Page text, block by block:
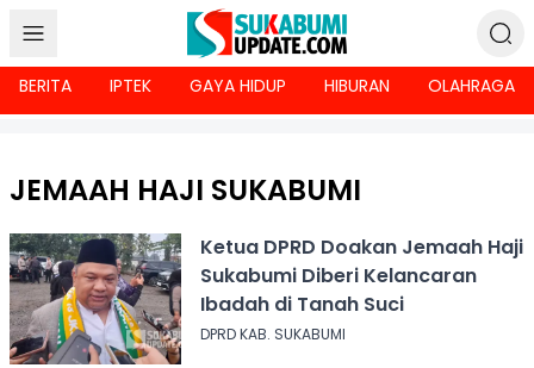
BERITA IPTEK GAYA HIDUP HIBURAN OLAHRAGA
JEMAAH HAJI SUKABUMI
Ketua DPRD Doakan Jemaah Haji
Sukabumi Diberi Kelancaran
Ibadah di Tanah Suci
DPRD KAB. SUKABUMI